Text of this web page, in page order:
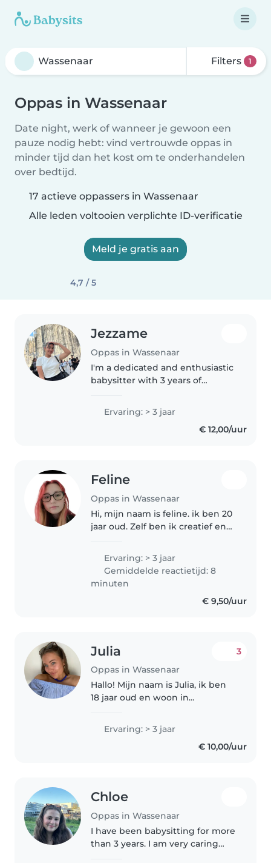
Filters 1
Oppas in Wassenaar
Date night, werk of wanneer je gewoon een
pauze nodig hebt: vind vertrouwde oppas in
minder tijd dan het kost om te onderhandelen
over bedtijd.
17 actieve oppassers in Wassenaar
Alle leden voltooien verplichte ID-verificatie
Meld je gratis aan
4,7 / 5
Jezzame
Oppas in Wassenaar
I'm a dedicated and enthusiastic
babysitter with 3 years of
all ages, from babies to
teenagers. I hold a Bachelor of
Ervaring: > 3 jaar
€ 12,00/uur
Feline
Oppas in Wassenaar
Hi, mijn naam is feline. ik ben 20
jaar oud. Zelf ben ik creatief en
kinderen te spelen. ook ben ik
behulpzaam want ik sta..
Ervaring: > 3 jaar
Gemiddelde reactietijd: 8
minuten
€ 9,50/uur
Julia
Oppas in Wassenaar
3
Hallo! Mijn naam is Julia, ik ben
18 jaar oud en woon in
de middelbare school en heb
daardoor veel vrije tijd om op te
passen. Ik heb ervaring met..
Ervaring: > 3 jaar
€ 10,00/uur
Chloe
Oppas in Wassenaar
I have been babysitting for more
than 3 years. I am very caring